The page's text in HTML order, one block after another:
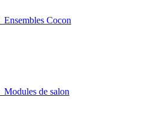
Ensembles Cocon
Modules de salon